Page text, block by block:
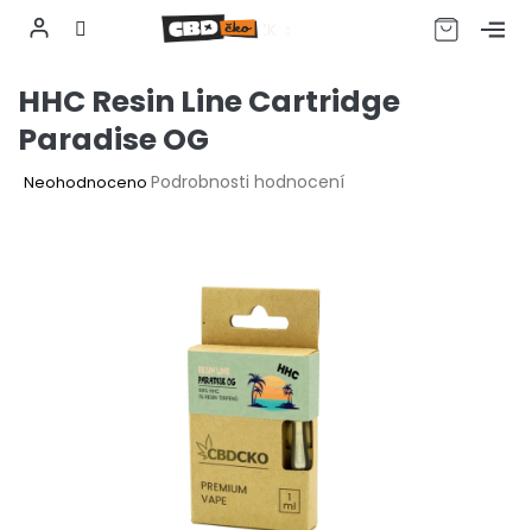
obsah
CZK
HHC Resin Line Cartridge
Paradise OG
Průměrné
Neohodnoceno Podrobnosti hodnocení